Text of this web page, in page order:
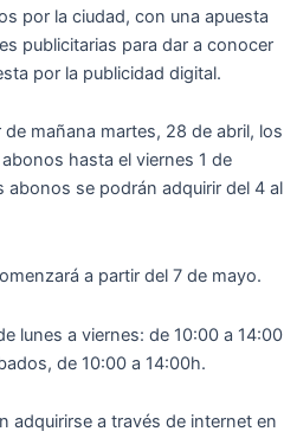
por la ciudad, con una apuesta
publicitarias para dar a conocer
por la publicidad digital.
mañana martes, 28 de abril, los
hasta el viernes 1 de
abonos se podrán adquirir del 4 al
a partir del 7 de mayo.
lunes a viernes: de 10:00 a 14:00
de 10:00 a 14:00h.
adquirirse a través de internet en